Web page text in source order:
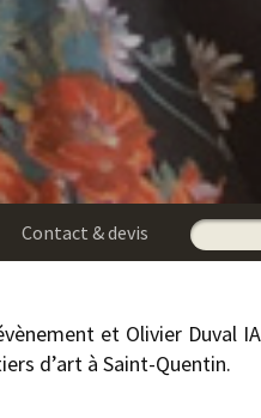
Contact & devis
et Olivier Duval
d’art à Saint-Quentin.